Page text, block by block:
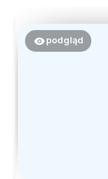
podgląd